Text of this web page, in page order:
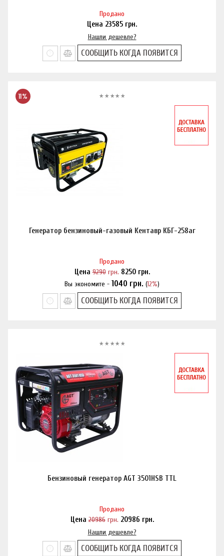
Продано
Цена 23585 грн.
Нашли дешевле?
СООБЩИТЬ КОГДА ПОЯВИТСЯ
11%
Генератор бензиновый-газовый Кентавр КБГ-258аг
Продано
Цена9290грн. 8250грн.
Вы экономите - 1040 грн. (12%)
Нашли дешевле?
СООБЩИТЬ КОГДА ПОЯВИТСЯ
Бензиновый генератор AGT 3501HSB TTL
Продано
Цена20986грн. 20986 грн.
Нашли дешевле?
СООБЩИТЬ КОГДА ПОЯВИТСЯ